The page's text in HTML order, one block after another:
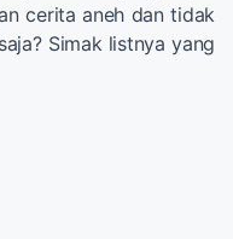
cerita aneh dan tidak
Simak listnya yang